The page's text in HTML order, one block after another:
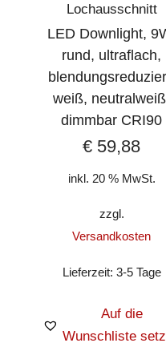
Lochausschnitt
LED Downlight,
rund, ultraflach,
weiß,
dimmbar CRI90
€ 59,88
inkl. 20 % MwSt.
zzgl.
Versandkosten
Lieferzeit: 3-5 Tage
Auf die
Wunschliste